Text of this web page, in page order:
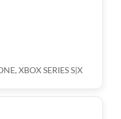
XBOX SERIES S|X